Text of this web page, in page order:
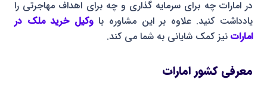
در امارات چه برای سرمایه گذاری و چه برای اهداف مهاجرتی را
یادداشت کنید. علاوه بر این مشاوره باوکیل خرید ملک در
امارات نیز کمک شایانی به شما می کند.
معرفی کشور امارات